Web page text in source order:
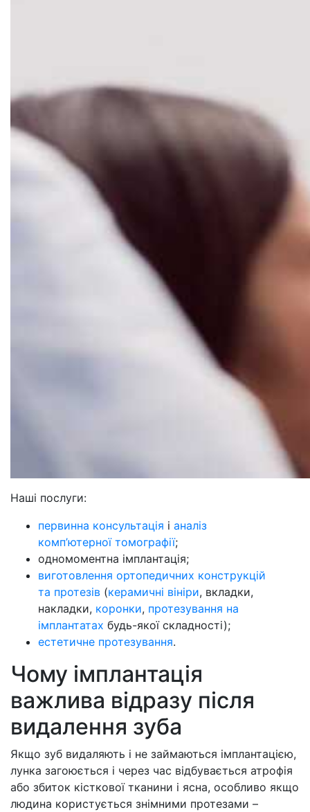
Наші послуги:
первинна консультація і аналіз
комп’ютерної томографії;
одномоментна імплантація;
виготовлення ортопедичних конструкцій
та протезів (керамичні вініри, вкладки,
накладки, коронки, протезування на
імплантатах будь-якої складності);
естетичне протезування.
Чому імплантація
важлива відразу після
видалення зуба
Якщо зуб видаляють і не займаються імплантацією,
лунка загоюється і через час відбувається атрофія
або збиток кісткової тканини і ясна, особливо якщо
людина користується знімними протезами –